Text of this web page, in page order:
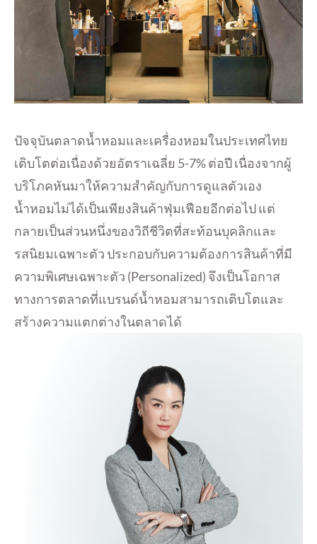
ปัจจุบันตลาดน้ำหอมและเครื่องหอมในประเทศไทย
เติบโตต่อเนื่องด้วยอัตราเฉลี่ย 5-7% ต่อปี เนื่องจากผู้
บริโภคหันมาให้ความสำคัญกับการดูแลตัวเอง
น้ำหอมไม่ได้เป็นเพียงสินค้าฟุ่มเฟือยอีกต่อไป แต่
กลายเป็นส่วนหนึ่งของวิถีชีวิตที่สะท้อนบุคลิกและ
รสนิยมเฉพาะตัว ประกอบกับความต้องการสินค้าที่มี
ความพิเศษเฉพาะตัว (Personalized) จึงเป็นโอกาส
ทางการตลาดที่แบรนด์น้ำหอมสามารถเติบโตและ
สร้างความแตกต่างในตลาดได้